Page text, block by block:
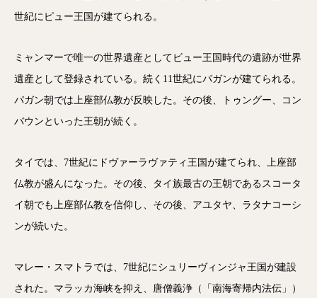
世紀にピュー王国が建てられる。
ミャンマーで唯一の世界遺産としてビュー王国時代の遺跡が世界
遺産として登録されている。続く11世紀にパガンが建てられる。
パガン朝では上座部仏教が反映した。その後、トゥングー、コン
バウンといった王朝が続く。
タイでは、7世紀にドヴァーラヴァティ王国が建てられ、上座部
仏教が盛んになった。その後、タイ族最古の王朝であるスコータ
イ朝でも上座部仏教を信仰し、その後、アユタヤ、ラタナコーシ
ンが続いた。
マレー・スマトラでは、7世紀にシュリーヴィンジャ王国が建設
された。マラッカ海峡を抑え、唐僧義浄（「南海寄帰内法伝」）